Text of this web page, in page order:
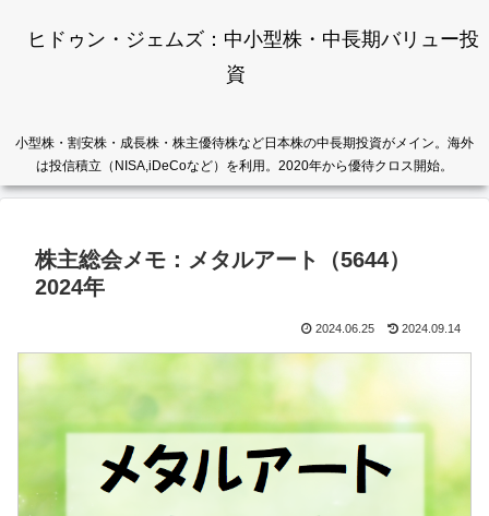
ヒドゥン・ジェムズ：中小型株・中長期バリュー投
資
小型株・割安株・成長株・株主優待株など日本株の中長期投資がメイン。海外
は投信積立（NISA,iDeCoなど）を利用。2020年から優待クロス開始。
株主総会メモ：メタルアート（5644）
2024年
2024.06.25 2024.09.14